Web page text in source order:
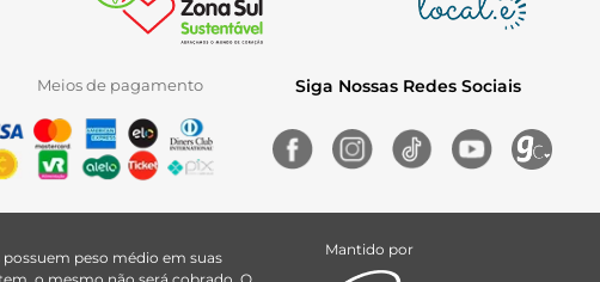
Meios de pagamento Siga Nossas Redes Sociais
peso médio em suas
Mantido por